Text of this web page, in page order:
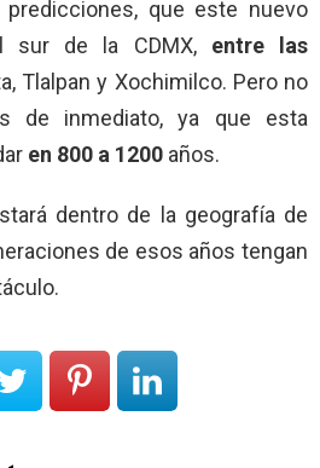
que este nuevo
sur de la CDMX, entre las
Tlalpan y Xochimilco. Pero no
de inmediato, ya que esta
en 800 a 1200 años.
dentro de la geografía de
de esos años tengan